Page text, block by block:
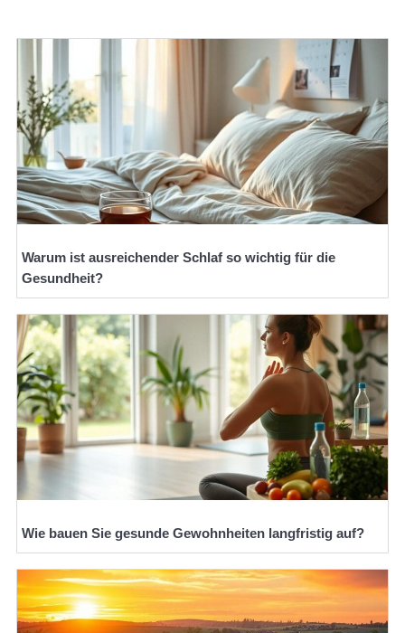
Warum ist ausreichender Schlaf so wichtig für die
Gesundheit?
Wie bauen Sie gesunde Gewohnheiten langfristig auf?